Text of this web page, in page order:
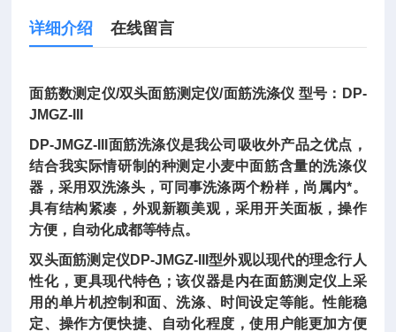
详细介绍 在线留言
面筋数测定仪/双头面筋测定仪/面筋洗涤仪 型号：DP-
JMGZ-III
DP-JMGZ-III面筋洗涤仪是我公司吸收外产品之优点，
结合我实际情研制的种测定小麦中面筋含量的洗涤仪
器，采用双洗涤头，可同事洗涤两个粉样，尚属内*。
具有结构紧凑，外观新颖美观，采用开关面板，操作
方便，自动化成都等特点。
双头面筋测定仪DP-JMGZ-III型外观以现代的理念行人
性化，更具现代特色；该仪器是内在面筋测定仪上采
用的单片机控制和面、洗涤、时间设定等能。性能稳
定、操作方便快捷、自动化程度，使用户能更加方便